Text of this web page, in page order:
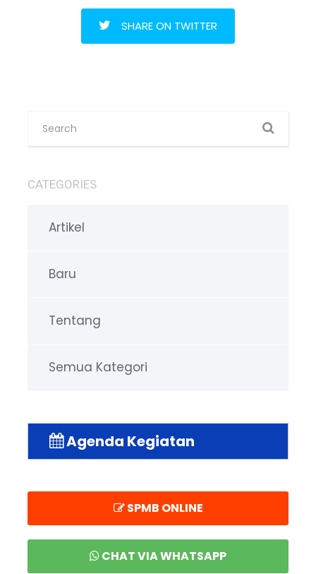
SHARE ON TWITTER
CATEGORIES
Artikel
Baru
Tentang
Semua Kategori
Agenda Kegiatan
SPMB ONLINE
CHAT VIA WHATSAPP